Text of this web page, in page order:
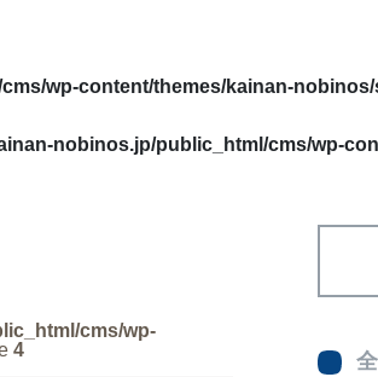
wp-content/themes/kainan-
nobinos.jp/public_html/cms/wp-
cms/wp-
4